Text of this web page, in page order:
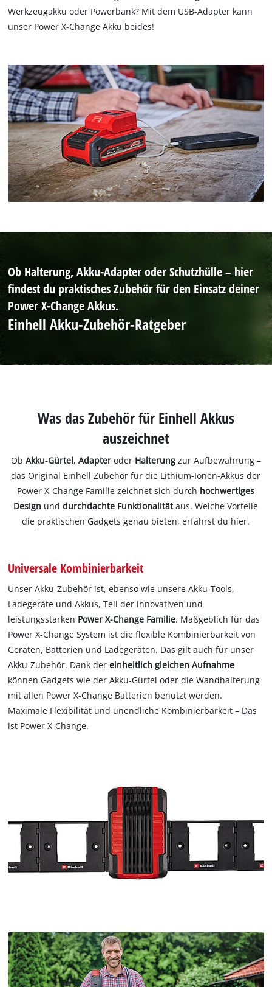
Werkzeugakku oder Powerbank? Mit dem USB-Adapter kann
unser Power X-Change Akku beides!
Ob Halterung, Akku-Adapter oder Schutzhülle – hier
findest du praktisches Zubehör für den Einsatz deiner
Power X-Change Akkus.
Einhell Akku-Zubehör-Ratgeber
Was das Zubehör für Einhell Akkus
auszeichnet
Ob Akku-Gürtel, Adapter oder Halterungzur Aufbewahrung –
das Original Einhell Zubehör für die Lithium-Ionen-Akkus der
Power X-Change Familie zeichnet sich durch hochwertiges
Design unddurchdachte Funktionalitätaus. Welche Vorteile
die praktischen Gadgets genau bieten, erfährst du hier.
Universale Kombinierbarkeit
Unser Akku-Zubehör ist, ebenso wie unsere Akku-Tools,
Ladegeräte und Akkus, Teil der innovativen und
leistungsstarken Power X-Change Familie. Maßgeblich für das
Power X-Change System ist die flexible Kombinierbarkeit von
Geräten, Batterien und Ladegeräten. Das gilt auch für unser
Akku-Zubehör. Dank dereinheitlich gleichen Aufnahme
können Gadgets wie der Akku-Gürtel oder die Wandhalterung
mit allen Power X-Change Batterien benutzt werden.
Maximale Flexibilität und unendliche Kombinierbarkeit – Das
ist Power X-Change.